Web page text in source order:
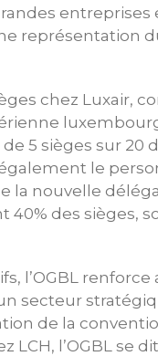
entreprises
représentation
chez Luxair,
5 sièges sur
le
la nouvelle
40% des
l’OGBL
secteur
de la
LCH, l’OGBL